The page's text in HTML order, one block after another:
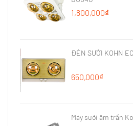
1,800,000₫
ĐÈN SƯỞI KOHN
650,000₫
Máy sưởi âm trần